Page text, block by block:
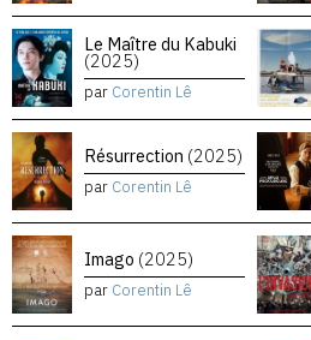
Le Maître du Kabuki
(2025)
par Corentin Lê
Résurrection (2025)
par Corentin Lê
Imago (2025)
par Corentin Lê